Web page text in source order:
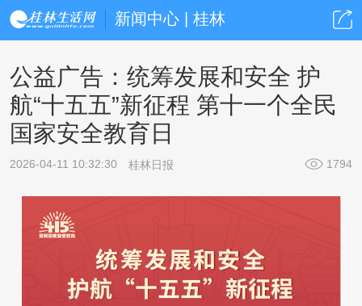
新闻中心 | 桂林
公益广告：统筹发展和安全 护
航“十五五”新征程 第十一个全民
国家安全教育日
2026-04-11 10:32:30 桂林日报 1794